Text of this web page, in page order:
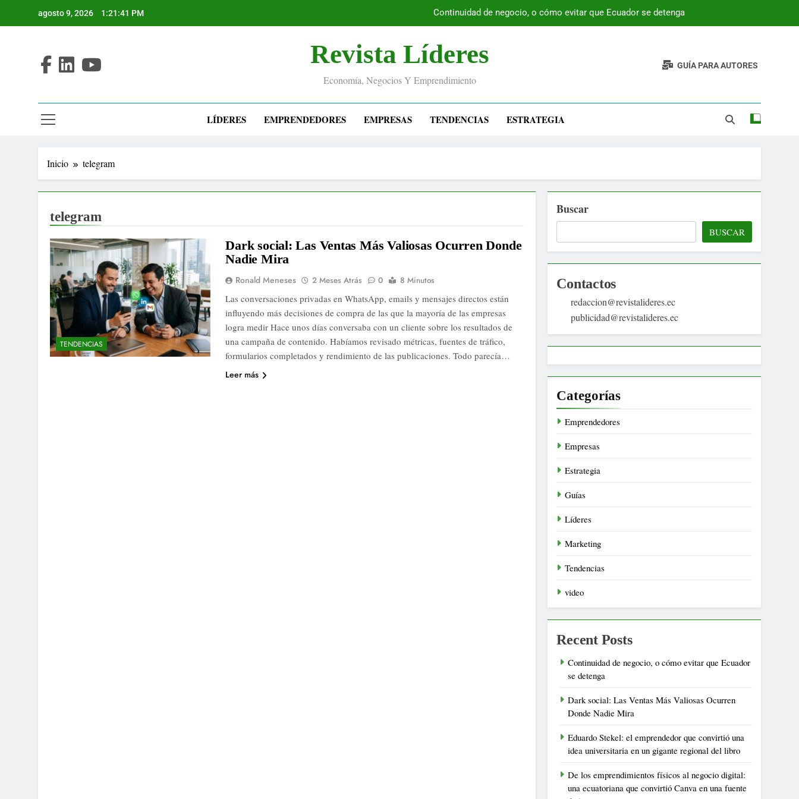
agosto 9, 2026 1:21:41 PM Continuidad de negocio, o cómo evitar que Ecuador se detenga
Revista Líderes
Economía, Negocios Y Emprendimiento
GUÍA PARA AUTORES
LÍDERES EMPRENDEDORES EMPRESAS TENDENCIAS ESTRATEGIA
Inicio telegram
telegram
TENDENCIAS
Dark social: Las Ventas Más Valiosas Ocurren Donde
Nadie Mira
Ronald Meneses 2 Meses Atrás 0 8 Minutos
Las conversaciones privadas en WhatsApp, emails y mensajes directos están
influyendo más decisiones de compra de las que la mayoría de las empresas
logra medir Hace unos días conversaba con un cliente sobre los resultados de
una campaña de contenido. Habíamos revisado métricas, fuentes de tráfico,
formularios completados y rendimiento de las publicaciones. Todo parecía…
Leer más
Buscar
BUSCAR
Contactos
redaccion@revistalideres.ec
publicidad@revistalideres.ec
Categorías
Emprendedores
Empresas
Estrategia
Guías
Líderes
Marketing
Tendencias
video
Recent Posts
Continuidad de negocio, o cómo evitar que Ecuador
se detenga
Dark social: Las Ventas Más Valiosas Ocurren
Donde Nadie Mira
Eduardo Stekel: el emprendedor que convirtió una
idea universitaria en un gigante regional del libro
De los emprendimientos físicos al negocio digital:
una ecuatoriana que convirtió Canva en una fuente